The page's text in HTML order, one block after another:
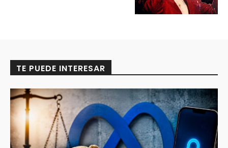
TE PUEDE INTERESAR